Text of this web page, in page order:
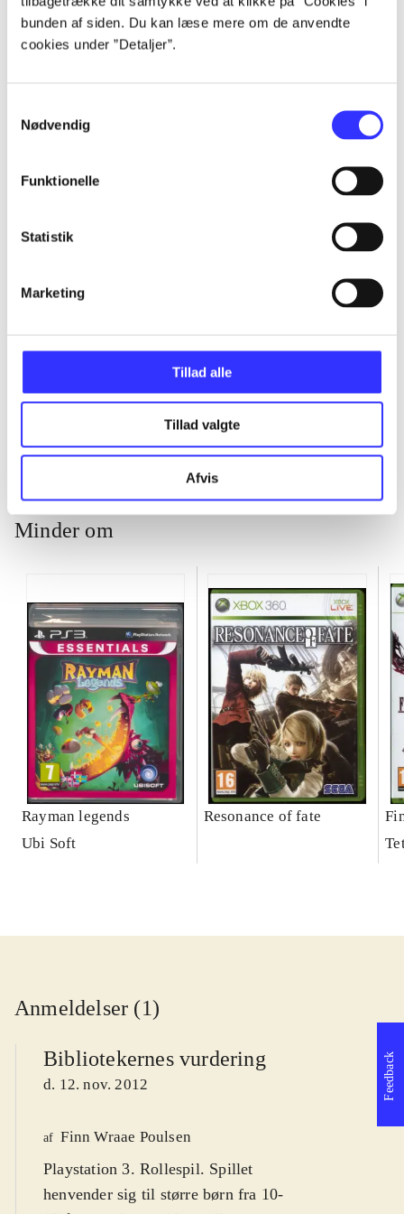
bunden af siden. Du kan læse mere om de anvendte
cookies under ”Detaljer”.
Nødvendig
Funktionelle
Statistik
Marketing
Tillad alle
Tillad valgte
Afvis
...
Minder om
Rayman legends
Ubi Soft
Resonance of fate
Anmeldelser (1)
Bibliotekernes vurdering
d. 12. nov. 2012
af Finn Wraae Poulsen
Playstation 3. Rollespil. Spillet
henvender sig til større børn fra 10-
Feedback